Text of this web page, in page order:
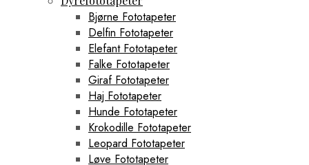
Bjørne Fototapeter
Delfin Fototapeter
Elefant Fototapeter
Falke Fototapeter
Giraf Fototapeter
Haj Fototapeter
Hunde Fototapeter
Krokodille Fototapeter
Leopard Fototapeter
Løve Fototapeter